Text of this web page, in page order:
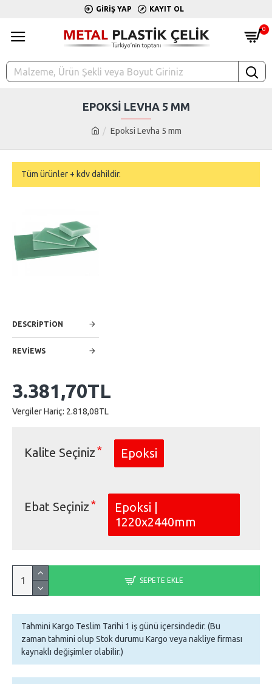
GIRIŞ YAP KAYIT OL
0
Epoksi Levha 5 mm
EPOKSI LEVHA 5 MM
Tüm ürünler + kdv dahildir.
DESCRIPTION
REVIEWS
3.381,70TL
Vergiler Hariç: 2.818,08TL
SEPETE EKLE
Kalite Seçiniz Epoksi
Ebat Seçiniz
Epoksi |
1220x2440mm
Tahmini Kargo Teslim Tarihi 1 iş günü içersindedir. (Bu
zaman tahmini olup Stok durumu Kargo veya nakliye firması
kaynaklı değişimler olabilir.)